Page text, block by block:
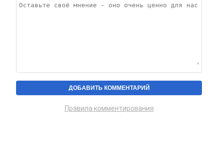
Правила комментирования